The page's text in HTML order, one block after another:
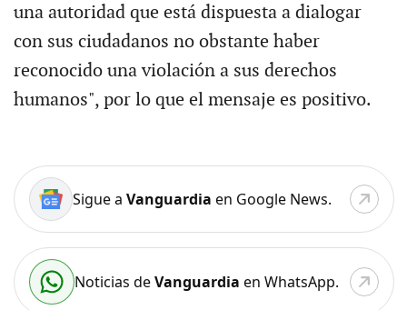
una autoridad que está dispuesta a dialogar
con sus ciudadanos no obstante haber
reconocido una violación a sus derechos
humanos", por lo que el mensaje es positivo.
Sigue a Vanguardia en Google News.
Noticias deVanguardia en WhatsApp.